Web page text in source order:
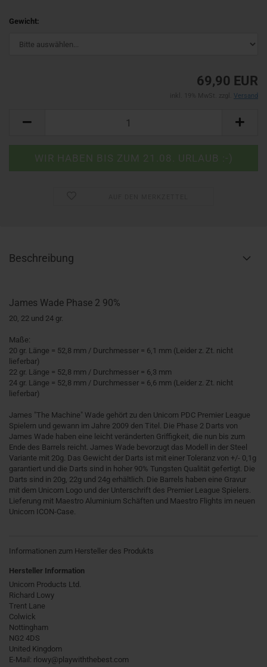
Gewicht:
69,90 EUR
Versand
Beschreibung
James Wade Phase 2 90%
20, 22 und 24 gr.
Maße:
20 gr. Länge = 52,8 mm / Durchmesser = 6,1 mm (Leider z. Zt. nicht
lieferbar)
22 gr. Länge = 52,8 mm / Durchmesser = 6,3 mm
24 gr. Länge = 52,8 mm / Durchmesser = 6,6 mm (Leider z. Zt. nicht
lieferbar)
James "The Machine" Wade gehört zu den Unicorn PDC Premier League
Spielern und gewann im Jahre 2009 den Titel. Die Phase 2 Darts von
James Wade haben eine leicht veränderten Griffigkeit, die nun bis zum
Ende des Barrels reicht. James Wade bevorzugt das Modell in der Steel
Variante mit 20g. Das Gewicht der Darts ist mit einer Toleranz von +/- 0,1g
garantiert und die Darts sind in hoher 90% Tungsten Qualität gefertigt. Die
Darts sind in 20g, 22g und 24g erhältlich. Die Barrels haben eine Gravur
mit dem Unicorn Logo und der Unterschrift des Premier League Spielers.
Lieferung mit Maestro Aluminium Schäften und Maestro Flights im neuen
Unicorn ICON-Case.
Informationen zum Hersteller des Produkts
Hersteller Information
Unicorn Products Ltd.
Richard Lowy
Trent Lane
Colwick
Nottingham
NG2 4DS
United Kingdom
E-Mail: rlowy@playwiththebest.com